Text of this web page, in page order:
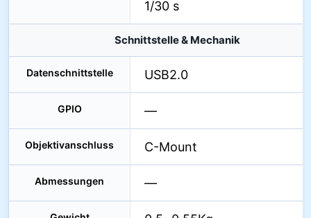
1/30 s
Schnittstelle & Mechanik
Datenschnittstelle USB2.0
GPIO —
Objektivanschluss C-Mount
Abmessungen —